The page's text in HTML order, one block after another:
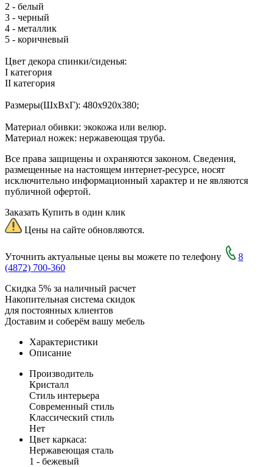
2 - белый
3 - черный
4 - металлик
5 - коричневый
Цвет декора спинки/сиденья:
I категория
II категория
Размеры(ШхВхГ): 480х920х380;
Материал обивки: экокожа или велюр.
Материал ножек: нержавеющая труба.
Все права защищены и охраняются законом. Сведения,
размещенные на настоящем интернет-ресурсе, носят
исключительно информационный характер и не являются
публичной офертой.
Заказать Купить в один клик
Цены на сайте обновляются.
Уточнить актуальные цены вы можете по телефону
8
(4872) 700-360
Скидка 5% за наличный расчет
Накопительная система скидок
для постоянных клиентов
Доставим и соберём вашу мебель
Характеристики
Описание
Производитель
Кристалл
Стиль интерьера
Современный стиль
Классический стиль
Нет
Цвет каркаса:
Нержавеющая сталь
1 - бежевый